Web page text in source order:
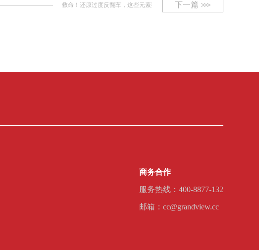
救命！还原过度反翻车，这些元素要不要加？下一篇
商务合作
服务热线：400-8877-132
邮箱：cc@grandview.cc